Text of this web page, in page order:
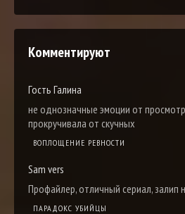
Комментируют
Гость Галина
не однозначные эмоции от
прокручивала от скучных
ВОПЛОЩЕНИЕ РЕВНОСТИ
Sam vers
Профайлер, отличный сериал, залип
ПАРАДОКС УБИЙЦЫ